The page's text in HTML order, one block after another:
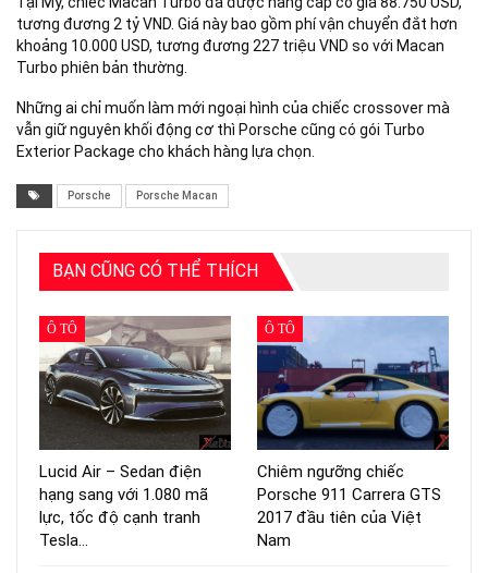
tương đương 2 tỷ VND. Giá này bao gồm phí vận chuyển đắt hơn
khoảng 10.000 USD, tương đương 227 triệu VND so với Macan
Turbo phiên bản thường.
Những ai chỉ muốn làm mới ngoại hình của chiếc crossover mà
vẫn giữ nguyên khối động cơ thì Porsche cũng có gói Turbo
Exterior Package cho khách hàng lựa chọn.
Porsche Porsche Macan
BẠN CŨNG CÓ THỂ THÍCH
Ô TÔ
Lucid Air – Sedan điện
hạng sang với 1.080 mã
lực, tốc độ cạnh tranh
Tesla…
Ô TÔ
Chiêm ngưỡng chiếc
Porsche 911 Carrera GTS
2017 đầu tiên của Việt
Nam